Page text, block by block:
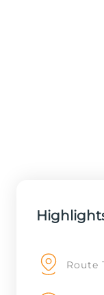
Route